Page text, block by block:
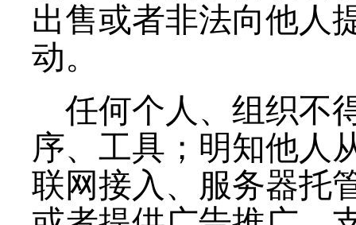
出售或者非法向他人
动。
任何个人、组织不
序、工具；明知他人
联网接入、服务器托